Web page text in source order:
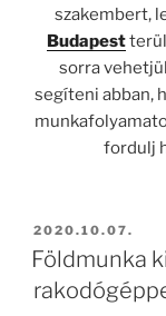
szakembert,
Budapest
sorra
segíteni abban,
fordulj
BEKÜLDVE:
2020.10.07.
Földmunka